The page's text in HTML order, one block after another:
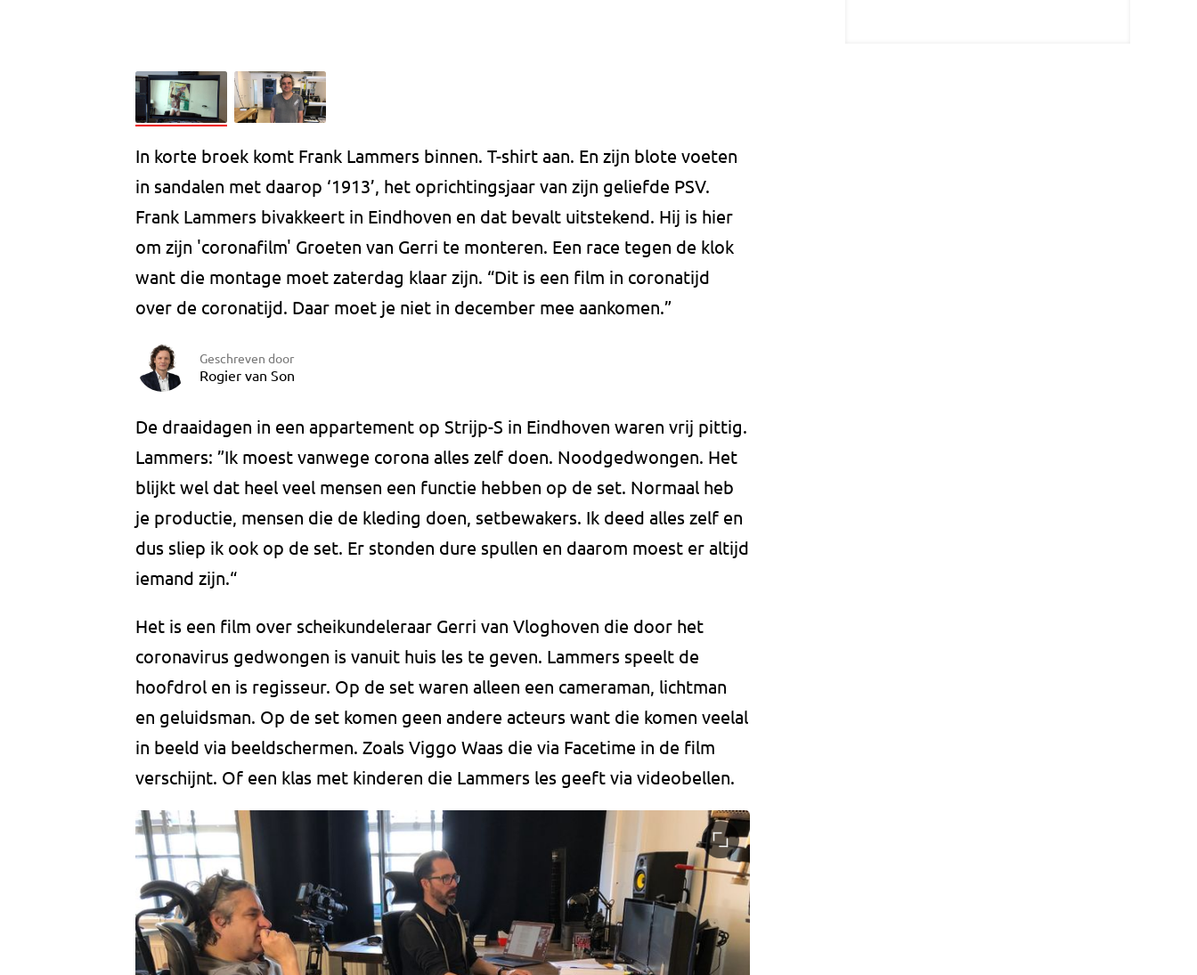
In korte broek komt Frank Lammers binnen. T-shirt aan. En zijn blote voeten
in sandalen met daarop ‘1913’, het oprichtingsjaar van zijn geliefde PSV.
Frank Lammers bivakkeert in Eindhoven en dat bevalt uitstekend. Hij is hier
om zijn 'coronafilm' Groeten van Gerri te monteren. Een race tegen de klok
want die montage moet zaterdag klaar zijn. “Dit is een film in coronatijd
over de coronatijd. Daar moet je niet in december mee aankomen.”
Geschreven door
Rogier van Son
De draaidagen in een appartement op Strijp-S in Eindhoven waren vrij pittig.
Lammers: ”Ik moest vanwege corona alles zelf doen. Noodgedwongen. Het
blijkt wel dat heel veel mensen een functie hebben op de set. Normaal heb
je productie, mensen die de kleding doen, setbewakers. Ik deed alles zelf en
dus sliep ik ook op de set. Er stonden dure spullen en daarom moest er altijd
iemand zijn.“
Het is een film over scheikundeleraar Gerri van Vloghoven die door het
coronavirus gedwongen is vanuit huis les te geven. Lammers speelt de
hoofdrol en is regisseur. Op de set waren alleen een cameraman, lichtman
en geluidsman. Op de set komen geen andere acteurs want die komen veelal
in beeld via beeldschermen. Zoals Viggo Waas die via Facetime in de film
verschijnt. Of een klas met kinderen die Lammers les geeft via videobellen.